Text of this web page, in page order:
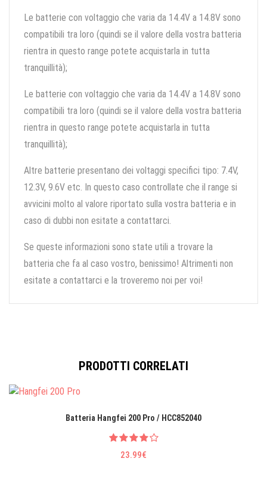
Le batterie con voltaggio che varia da 14.4V a 14.8V sono
compatibili tra loro (quindi se il valore della vostra batteria
rientra in questo range potete acquistarla in tutta
tranquillità);
Le batterie con voltaggio che varia da 14.4V a 14.8V sono
compatibili tra loro (quindi se il valore della vostra batteria
rientra in questo range potete acquistarla in tutta
tranquillità);
Altre batterie presentano dei voltaggi specifici tipo: 7.4V,
12.3V, 9.6V etc. In questo caso controllate che il range si
avvicini molto al valore riportato sulla vostra batteria e in
caso di dubbi non esitate a contattarci.
Se queste informazioni sono state utili a trovare la
batteria che fa al caso vostro, benissimo! Altrimenti non
esitate a contattarci e la troveremo noi per voi!
PRODOTTI CORRELATI
Batteria Hangfei 200 Pro / HCC852040
23.99€